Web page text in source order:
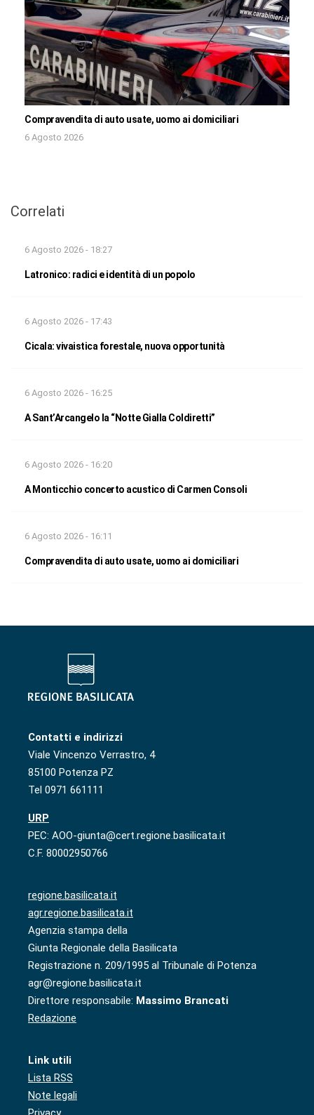
Compravendita di auto usate, uomo ai domiciliari
6 Agosto 2026
Correlati
6 Agosto 2026 - 18:27
Latronico: radici e identità di un popolo
6 Agosto 2026 - 17:43
Cicala: vivaistica forestale, nuova opportunità
6 Agosto 2026 - 16:25
A Sant’Arcangelo la “Notte Gialla Coldiretti”
6 Agosto 2026 - 16:20
A Monticchio concerto acustico di Carmen Consoli
6 Agosto 2026 - 16:11
Compravendita di auto usate, uomo ai domiciliari
Contatti e indirizzi
Viale Vincenzo Verrastro, 4
85100 Potenza PZ
Tel 0971 661111
URP
PEC: AOO-giunta@cert.regione.basilicata.it
C.F. 80002950766
regione.basilicata.it
agr.regione.basilicata.it
Agenzia stampa della
Giunta Regionale della Basilicata
Registrazione n. 209/1995 al Tribunale di Potenza
agr@regione.basilicata.it
Direttore responsabile: Massimo Brancati
Redazione
Link utili
Lista RSS
Note legali